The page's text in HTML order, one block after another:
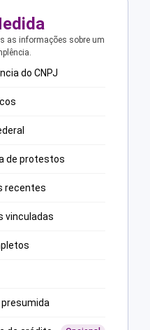
as informações sobre um
do CNPJ
de protestos
recentes
vinculadas